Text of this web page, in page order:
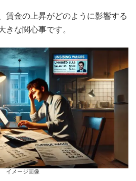
賃金の上昇がどのように影響する
きな関心事です。
イメージ画像